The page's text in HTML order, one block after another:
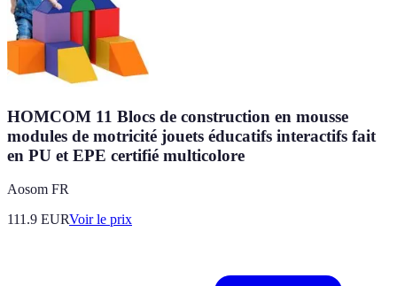
HOMCOM 11 Blocs de construction en mousse
modules de motricité jouets éducatifs interactifs fait
en PU et EPE certifié multicolore
Aosom FR
111.9 EURVoir le prix